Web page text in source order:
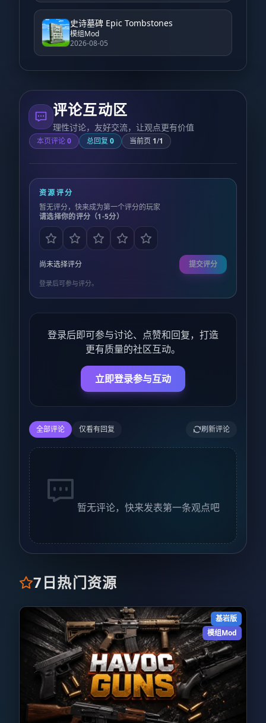
史诗墓碑 Epic Tombstones
模组Mod
2026-08-05
评论互动区
理性讨论，友好交流，让观点更有价值
本页评论0 总回复 0 当前页 1/1
资源评分
暂无评分，快来成为第一个评分的玩家
请选择你的评分（1-5分）
尚未选择评分 提交评分
登录后可参与评分。
登录后即可参与讨论、点赞和回复，打造
更有质量的社区互动。
立即登录参与互动
全部评论 仅看有回复 刷新评论
暂无评论，快来发表第一条观点吧
7日热门资源
基岩版
模组Mod